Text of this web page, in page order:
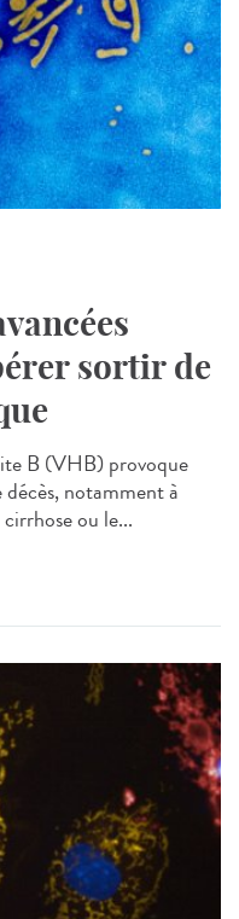
sortir de
B (VHB) provoque
notamment à
ou le...